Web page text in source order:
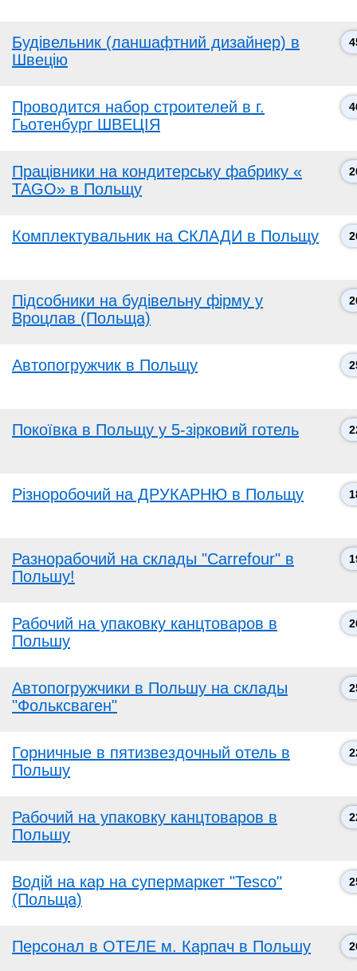
Будівельник (ланшафтний дизайнер) в
Швецію
Проводится набор строителей в г.
Гьотенбург ШВЕЦІЯ
Працівники на кондитерську фабрику «
TAGO» в Польщу
Комплектувальник на СКЛАДИ в Польщу
Підсобники на будівельну фірму у
Вроцлав (Польща)
Автопогружчик в Польщу
Покоївка в Польщу у 5-зірковий готель
Різноробочий на ДРУКАРНЮ в Польщу
Разнорабочий на склады "Carrefour" в
Польшу!
Рабочий на упаковку канцтоваров в
Польшу
Автопогружчики в Польшу на склады
"Фольксваген"
Горничные в пятизвездочный отель в
Польшу
Рабочий на упаковку канцтоваров в
Польшу
Водій на кар на супермаркет "Tesco"
(Польща)
Персонал в ОТЕЛЕ м. Карпач в Польшу